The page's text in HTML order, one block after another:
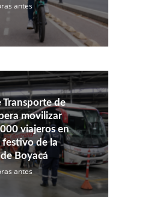
antes
Transporte de
movilizar
viajeros en
de la
Boyacá
antes